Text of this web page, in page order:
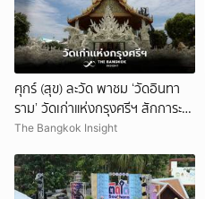
ศุกร์ (สุข) ละวัด พาชม ‘วัดอินทา
ราม’ วัดเก่าแห่งกรุงศรีฯ สักการะ
หลวงพ่อโต-หลวงพ่อธรรมจักร
The Bangkok Insight